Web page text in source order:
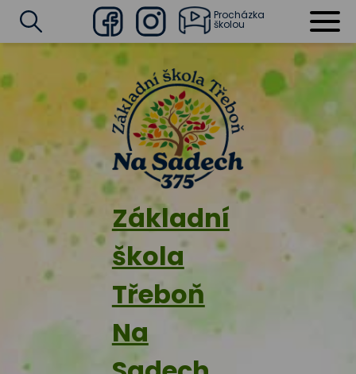
Základní
škola
Třeboň
Na
FacebookInstagram
Procházka
školou